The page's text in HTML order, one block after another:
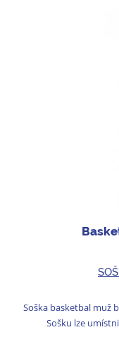
Soška basketbal muž
Sošku lze